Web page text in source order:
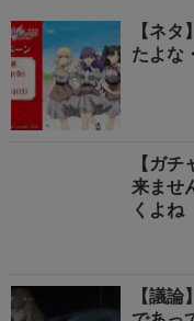
【ネ
たよな
【ガ
来ませ
くよね
【議